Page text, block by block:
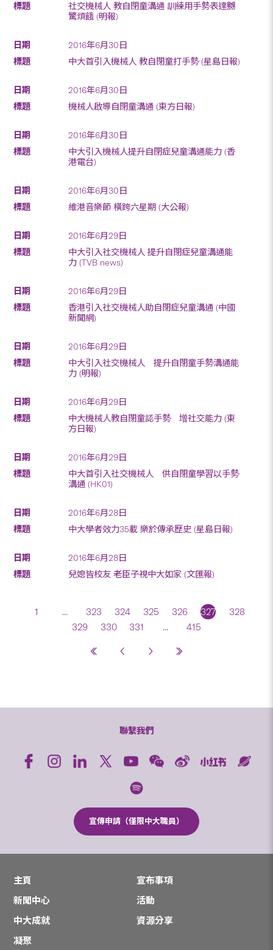
社交機械人 教自閉童溝通 訓練用手勢表達嬲
驚煩餓 (明報)
2016年6月30日
中大首引入機械人 教自閉童打手勢 (星島日報)
2016年6月30日
機械人啟導自閉童溝通 (東方日報)
2016年6月30日
中大引入機械人提升自閉症兒童溝通能力 (香
港電台)
2016年6月30日
維港音樂節 橫跨六星期 (大公報)
2016年6月29日
中大引入社交機械人 提升自閉症兒童溝通能
力 (TVB news)
2016年6月29日
香港引入社交機械人助自閉症兒童溝通 (中國
新聞網)
2016年6月29日
中大引入社交機械人 提升自閉童手勢溝通能
力 (明報)
2016年6月29日
中大機械人教自閉童認手勢 增社交能力 (東
方日報)
2016年6月29日
中大首引入社交機械人 供自閉童學習以手勢
溝通 (HK01)
2016年6月28日
中大學者效力35載 樂於傳承歷史 (星島日報)
2016年6月28日
兒媳皆校友 老臣子視中大如家 (文匯報)
1 ... 323 324 325 326 327
328
329
330 331 ... 415
聯繫我們
宣傳申請（僅限中大職員）
主頁
宣布事項
新聞中心
活動
中大成就
資源分享
凝聚